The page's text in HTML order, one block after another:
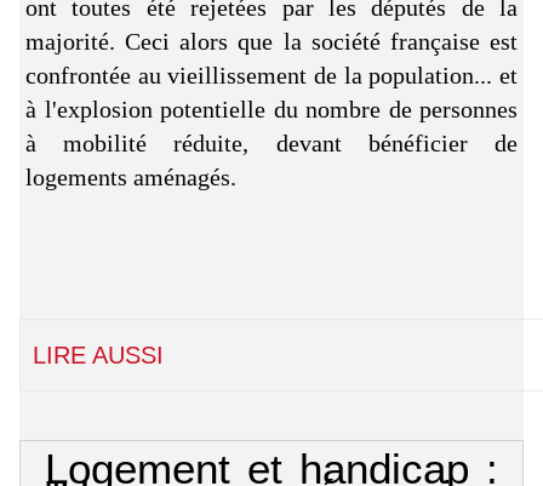
ont toutes été rejetées par les députés de la
majorité. Ceci alors que la société française est
confrontée au vieillissement de la population... et
à l'explosion potentielle du nombre de personnes
à mobilité réduite, devant bénéficier de
logements aménagés.
LIRE AUSSI
Logement et handicap :